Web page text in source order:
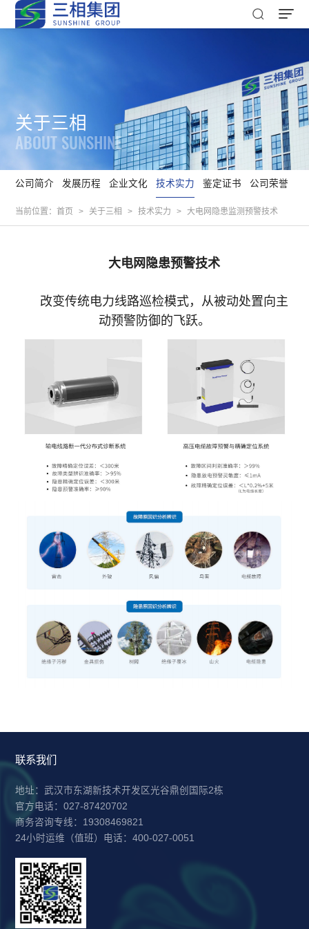
关于三相
ABOUT SUNSHINE
公司简介 发展历程 企业文化 技术实力 鉴定证书 公司荣誉
当前位置：首页 > 关于三相 > 技术实力 > 大电网隐患监测预警技术
大电网隐患预警技术
改变传统电力线路巡检模式，从被动处置向主
动预警防御的飞跃。
联系我们
地址：武汉市东湖新技术开发区光谷鼎创国际2栋
官方电话：027-87420702
商务咨询专线：19308469821
24小时运维（值班）电话：400-027-0051